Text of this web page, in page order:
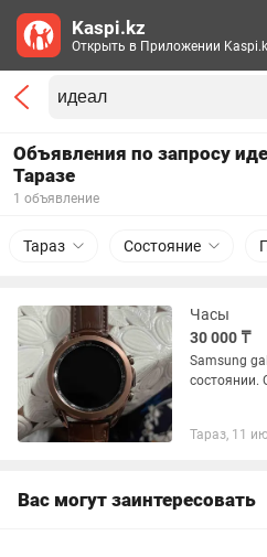
Объявления по запросу
Таразе
1 объявление
Тараз Состояние
Часы
30 000 ₸
Samsung
состоянии.
Тараз, 11
Вас могут заинтересовать
Kaspi.kz
Открыть в Приложении